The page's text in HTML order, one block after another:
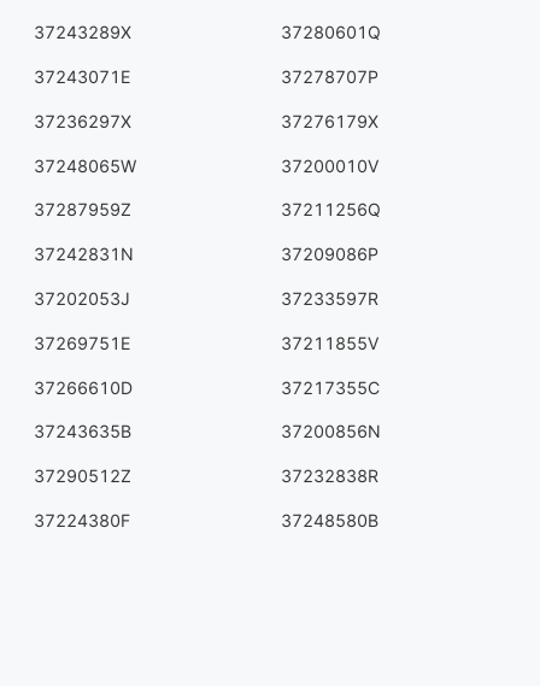
37243289X 37280601Q
37243071E 37278707P
37236297X 37276179X
37248065W 37200010V
37287959Z 37211256Q
37242831N 37209086P
37202053J 37233597R
37269751E 37211855V
37266610D 37217355C
37243635B 37200856N
37290512Z 37232838R
37224380F 37248580B